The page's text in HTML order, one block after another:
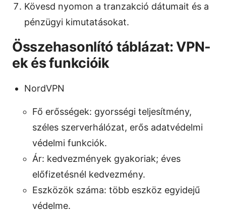
Kövesd nyomon a tranzakció dátumait és a
pénzügyi kimutatásokat.
Összehasonlító táblázat: VPN-
ek és funkcióik
NordVPN
Fő erősségek: gyorsségi teljesítmény,
széles szerverhálózat, erős adatvédelmi
védelmi funkciók.
Ár: kedvezmények gyakoriak; éves
előfizetésnél kedvezmény.
Eszközök száma: több eszköz egyidejű
védelme.